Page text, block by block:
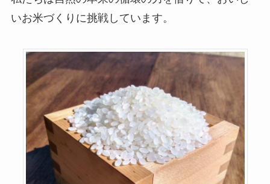
いお米づくりに挑戦しています。